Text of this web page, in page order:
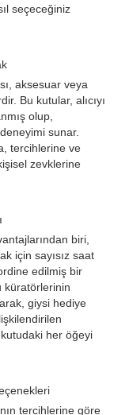
seçeceğiniz
aksesuar veya
Bu kutular, alıcıyı
olup,
sunar.
tercihlerine ve
zevklerine
biri,
için sayısız saat
edilmiş bir
küratörlerinin
giysi hediye
kutudaki her öğeyi
tercihlerine göre